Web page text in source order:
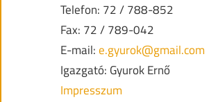
Telefon: 72 / 788-852
Fax: 72 / 789-042
E-mail:e.gyurok@gmail.com
Igazgató: Gyurok Ernő
Impresszum